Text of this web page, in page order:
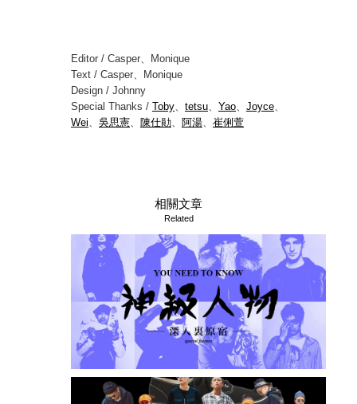
Editor / Casper、Monique
Text / Casper、Monique
Design / Johnny
Special Thanks / Toby、 tetsu、 Yao、 Joyce、
Wei、 吳思憲、 陳仕勛、 阿湯、 崔俐萱
相關文章
Related